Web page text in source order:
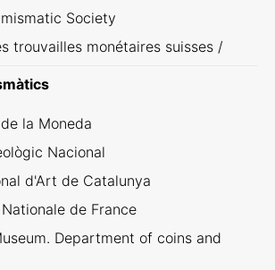
Society
trouvailles monétaires suisses /
la Moneda
Nacional
d'Art de Catalunya
de France
Department of coins and